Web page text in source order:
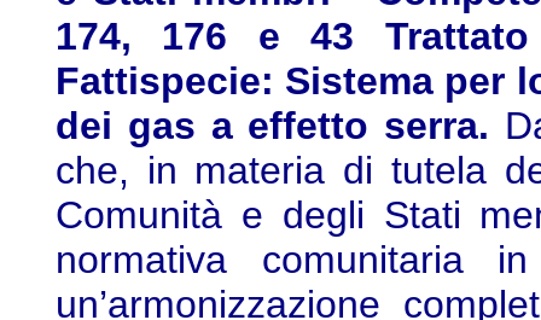
174, 176 e 43
Fattispecie: Sistema per
dei gas a effetto serra.
che, in materia di tutela
Comunità e degli Stati
normativa comunitaria
un’armonizzazione